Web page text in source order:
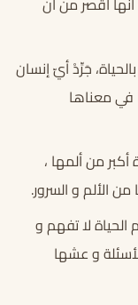
جَرِّدْ أيّ إنسان
في معناها
أكبر من ألمها ،
الألم و السرور.
الحياة لا تفهم و
و عشها